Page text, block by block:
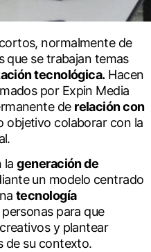
normalmente de
que se trabajan temas
tecnológica. Hacen
por Expin Media
de relación con
objetivo colaborar con la
lageneración de
un modelo centrado
tecnología
para que
y plantear
de su contexto.